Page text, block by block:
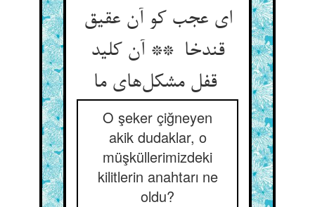
ای عجب کو آن عقیق
قندخا ** آن کلید
قفل مشکل‌های ما
O şeker çiğneyen
akik dudaklar, o
müşküllerimizdeki
kilitlerin anahtarı ne
oldu?